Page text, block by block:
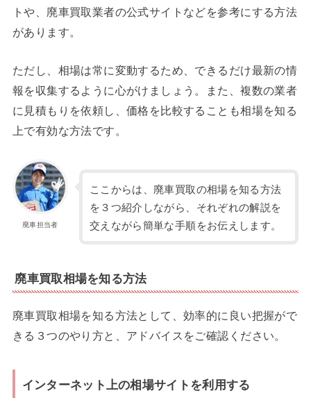
トや、廃車買取業者の公式サイトなどを参考にする方法
があります。
ただし、相場は常に変動するため、できるだけ最新の情
報を収集するように心がけましょう。また、複数の業者
に見積もりを依頼し、価格を比較することも相場を知る
上で有効な方法です。
廃車担当者
ここからは、廃車買取の相場を知る方法
を３つ紹介しながら、それぞれの解説を
交えながら簡単な手順をお伝えします。
廃車買取相場を知る方法
廃車買取相場を知る方法として、効率的に良い把握がで
きる３つのやり方と、アドバイスをご確認ください。
インターネット上の相場サイトを利用する